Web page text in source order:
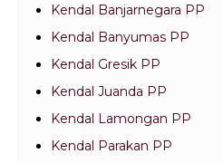
Kendal Banjarnegara PP
Kendal Banyumas PP
Kendal Gresik PP
Kendal Juanda PP
Kendal Lamongan PP
Kendal Parakan PP